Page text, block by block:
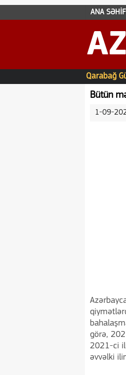
ANA
Qarabağ
Bütün
1-09-
görə,
2021-ci
əvvəlki